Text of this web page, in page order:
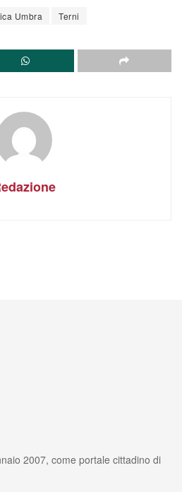
Umbra Terni
2007, come portale cittadino di